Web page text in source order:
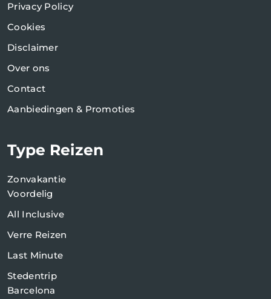
Privacy Policy
Cookies
Disclaimer
Over ons
Contact
Aanbiedingen & Promoties
Type Reizen
Zonvakantie
Voordelig
All Inclusive
Verre Reizen
Last Minute
Stedentrip
Barcelona